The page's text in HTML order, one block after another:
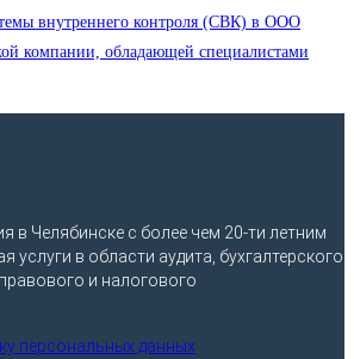
внутреннего контроля (СВК) в ООО
компании, обладающей специалистами
в Челябинске с более чем 20-ти летним
в области аудита, бухгалтерского
и налогового
персональных данных